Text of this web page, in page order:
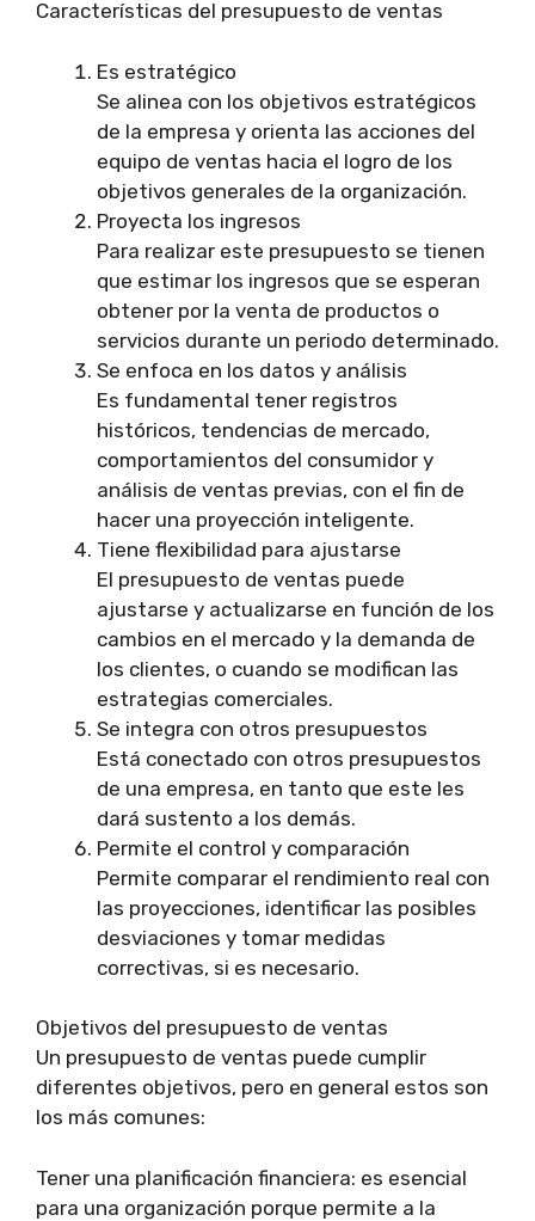
Características del presupuesto de ventas
Es estratégico
Se alinea con los objetivos estratégicos
de la empresa y orienta las acciones del
equipo de ventas hacia el logro de los
objetivos generales de la organización.
Proyecta los ingresos
Para realizar este presupuesto se tienen
que estimar los ingresos que se esperan
obtener por la venta de productos o
servicios durante un periodo determinado.
Se enfoca en los datos y análisis
Es fundamental tener registros
históricos, tendencias de mercado,
comportamientos del consumidor y
análisis de ventas previas, con el fin de
hacer una proyección inteligente.
Tiene flexibilidad para ajustarse
El presupuesto de ventas puede
ajustarse y actualizarse en función de los
cambios en el mercado y la demanda de
los clientes, o cuando se modifican las
estrategias comerciales.
Se integra con otros presupuestos
Está conectado con otros presupuestos
de una empresa, en tanto que este les
dará sustento a los demás.
Permite el control y comparación
Permite comparar el rendimiento real con
las proyecciones, identificar las posibles
desviaciones y tomar medidas
correctivas, si es necesario.
Objetivos del presupuesto de ventas
Un presupuesto de ventas puede cumplir
diferentes objetivos, pero en general estos son
los más comunes:
Tener una planificación financiera: es esencial
para una organización porque permite a la